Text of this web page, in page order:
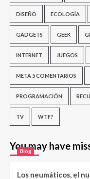
DISEÑO ECOLOGÍA
GADGETS GEEK
INTERNET JUEGOS
META 5 COMENTARIOS
PROGRAMACIÓN
TV WTF?
You may have
Blog
Los neumáticos, el